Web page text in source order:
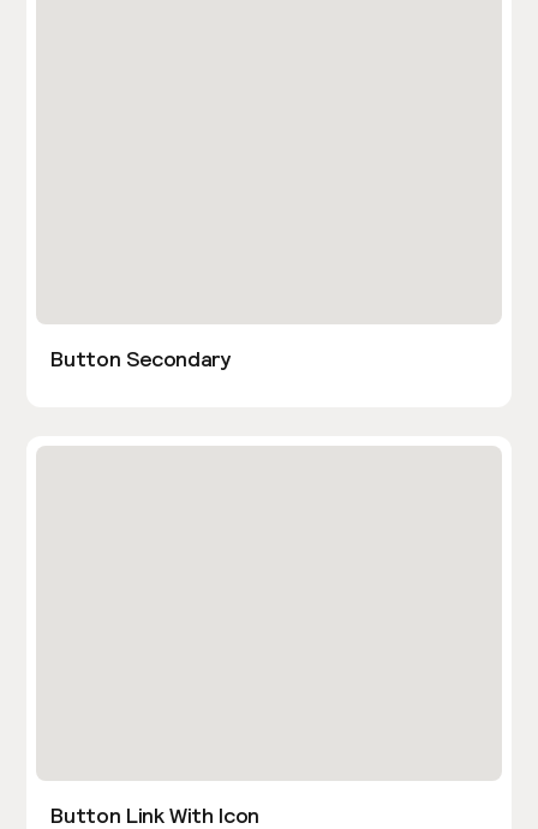
Button Secondary
Button Link With Icon